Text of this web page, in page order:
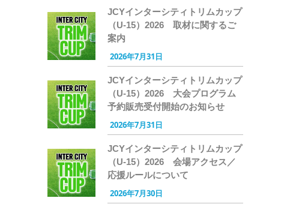
JCYインターシティトリムカップ
（U-15）2026 取材に関するご
案内
2026年7月31日
JCYインターシティトリムカップ
（U-15）2026 大会プログラム
予約販売受付開始のお知らせ
2026年7月31日
JCYインターシティトリムカップ
（U-15）2026 会場アクセス／
応援ルールについて
2026年7月30日